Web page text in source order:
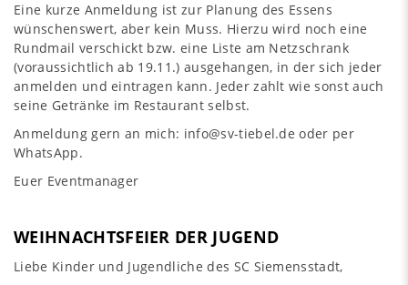
Eine kurze Anmeldung ist zur Planung des Essens
wünschenswert, aber kein Muss. Hierzu wird noch eine
Rundmail verschickt bzw. eine Liste am Netzschrank
(voraussichtlich ab 19.11.) ausgehangen, in der sich jeder
anmelden und eintragen kann. Jeder zahlt wie sonst auch
seine Getränke im Restaurant selbst.
Anmeldung gern an mich: info@sv-tiebel.de oder per
WhatsApp.
Euer Eventmanager
WEIHNACHTSFEIER DER JUGEND
Liebe Kinder und Jugendliche des SC Siemensstadt,